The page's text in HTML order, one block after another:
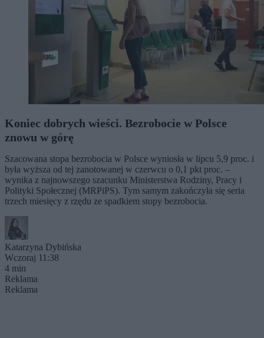
Koniec dobrych wieści. Bezrobocie w Polsce
znowu w górę
Szacowana stopa bezrobocia w Polsce wyniosła w lipcu 5,9 proc. i
była wyższa od tej zanotowanej w czerwcu o 0,1 pkt proc. –
wynika z najnowszego szacunku Ministerstwa Rodziny, Pracy i
Polityki Społecznej (MRPiPS). Tym samym zakończyła się seria
trzech miesięcy z rzędu ze spadkiem stopy bezrobocia.
Katarzyna Dybińska
Wczoraj 11:38
4 min
Reklama
Reklama